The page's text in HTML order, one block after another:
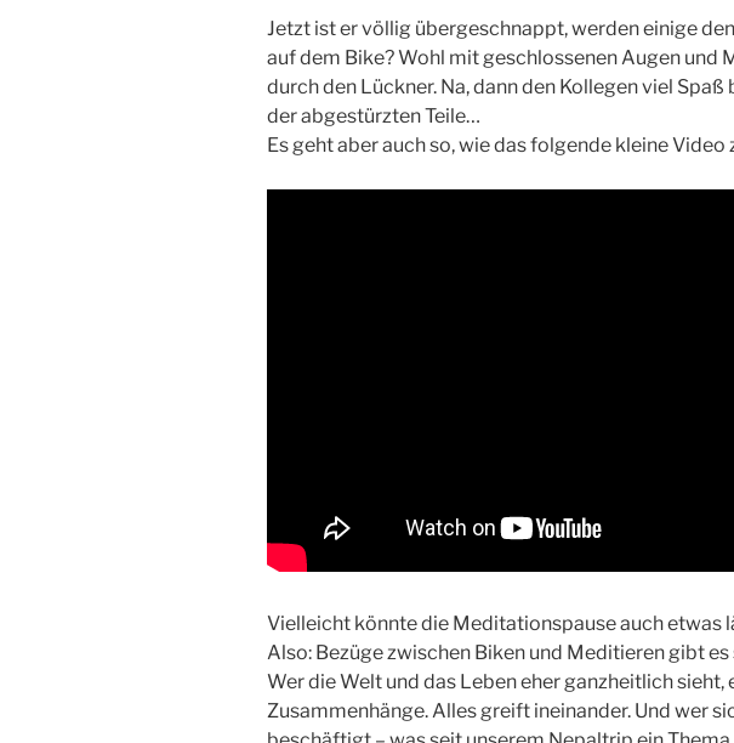
Jetzt ist er völlig übergeschnappt, werden einige
auf dem Bike? Wohl mit geschlossenen Augen und
durch den Lückner. Na, dann den Kollegen viel
der abgestürzten Teile…
Es geht aber auch so, wie das folgende kleine Video
Vielleicht könnte die Meditationspause auch etwas
Also: Bezüge zwischen Biken und Meditieren gibt
Wer die Welt und das Leben eher ganzheitlich
Zusammenhänge. Alles greift ineinander. Und wer